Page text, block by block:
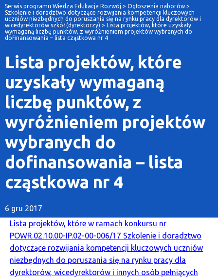
Serwis programu Wiedza Edukacja Rozwój > Ogłoszenia naborów >
Szkolenie i doradztwo dotyczące rozwijania kompetencji kluczowych
uczniów niezbędnych do poruszania się na rynku pracy dla dyrektorów i
wicedyrektorów szkół (dyrektorzy) > Lista projektów, które uzyskały
wymaganą liczbę punktów, z wyróżnieniem projektów wybranych do
dofinansowania – lista cząstkowa nr 4
Lista projektów, które
uzyskały wymaganą
liczbę punktów, z
wyróżnieniem projektów
wybranych do
dofinansowania – lista
cząstkowa nr 4
6 gru 2017
Lista projektów, które w ramach konkursu nr
POWR.02.10.00-IP.02-00-006/17 Szkolenie i doradztwo
dotyczące rozwijania kompetencji kluczowych uczniów
niezbędnych do poruszania się na rynku pracy dla
dyrektorów, wicedyrektorów i innych osób pełniących